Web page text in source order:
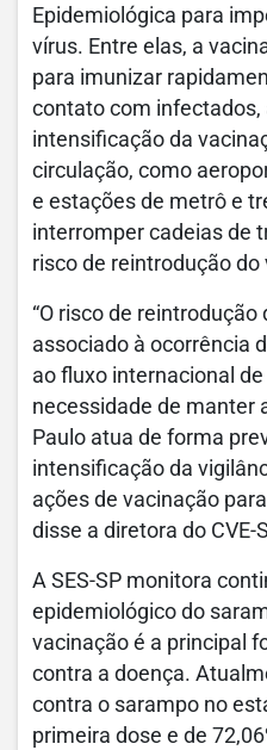
Epidemiológica para
vírus. Entre elas, a
para imunizar
contato com infectados,
intensificação da
circulação, como
e estações de metrô e
interromper cadeias de
risco de reintrodução do
“O risco de
associado à ocorrência
ao fluxo internacional
necessidade de manter
Paulo atua de forma
intensificação da
ações de vacinação
disse a diretora do CVE-
A SES-SP monitora
epidemiológico do
vacinação é a principal
contra a doença.
contra o sarampo no
primeira dose e de